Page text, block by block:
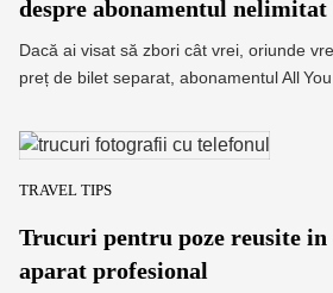
despre abonamentul
Dacă ai visat să zbori cât vrei, oriunde
preț de bilet separat, abonamentul All
TRAVEL TIPS
Trucuri pentru poze reusite
aparat profesional